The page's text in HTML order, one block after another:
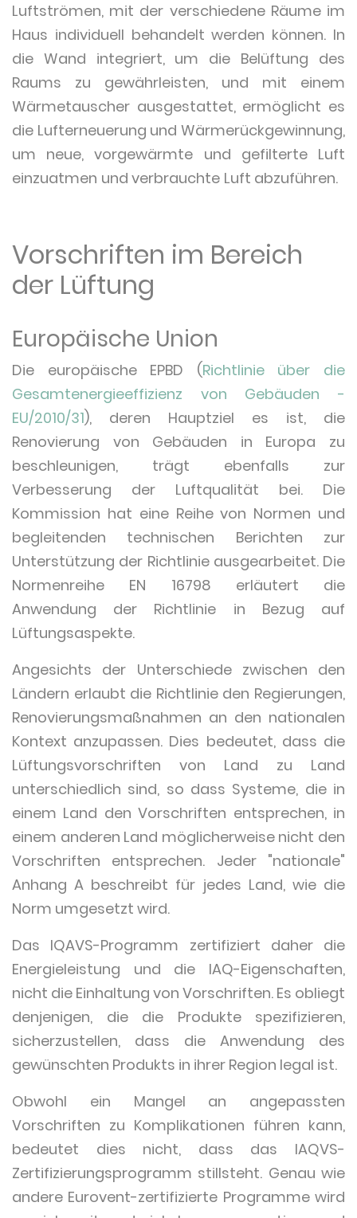
Luftströmen, mit der verschiedene Räume im
Haus individuell behandelt werden können. In
die Wand integriert, um die Belüftung des
Raums zu gewährleisten, und mit einem
Wärmetauscher ausgestattet, ermöglicht es
die Lufterneuerung und Wärmerückgewinnung,
um neue, vorgewärmte und gefilterte Luft
einzuatmen und verbrauchte Luft abzuführen.
Vorschriften im Bereich
der Lüftung
Europäische Union
Die europäische EPBD (Richtlinie über die
Gesamtenergieeffizienz von Gebäuden -
EU/2010/31), deren Hauptziel es ist, die
Renovierung von Gebäuden in Europa zu
beschleunigen, trägt ebenfalls zur
Verbesserung der Luftqualität bei. Die
Kommission hat eine Reihe von Normen und
begleitenden technischen Berichten zur
Unterstützung der Richtlinie ausgearbeitet. Die
Normenreihe EN 16798 erläutert die
Anwendung der Richtlinie in Bezug auf
Lüftungsaspekte.
Angesichts der Unterschiede zwischen den
Ländern erlaubt die Richtlinie den Regierungen,
Renovierungsmaßnahmen an den nationalen
Kontext anzupassen. Dies bedeutet, dass die
Lüftungsvorschriften von Land zu Land
unterschiedlich sind, so dass Systeme, die in
einem Land den Vorschriften entsprechen, in
einem anderen Land möglicherweise nicht den
Vorschriften entsprechen. Jeder "nationale"
Anhang A beschreibt für jedes Land, wie die
Norm umgesetzt wird.
Das IQAVS-Programm zertifiziert daher die
Energieleistung und die IAQ-Eigenschaften,
nicht die Einhaltung von Vorschriften. Es obliegt
denjenigen, die die Produkte spezifizieren,
sicherzustellen, dass die Anwendung des
gewünschten Produkts in ihrer Region legal ist.
Obwohl ein Mangel an angepassten
Vorschriften zu Komplikationen führen kann,
bedeutet dies nicht, dass das IAQVS-
Zertifizierungsprogramm stillsteht. Genau wie
andere Eurovent-zertifizierte Programme wird